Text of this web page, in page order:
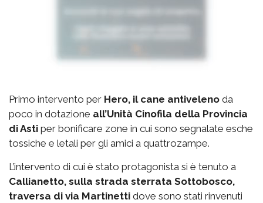
Primo intervento per Hero, il cane antiveleno da
poco in dotazione all’Unità Cinofila della Provincia
di Asti per bonificare zone in cui sono segnalate esche
tossiche e letali per gli amici a quattrozampe.
L’intervento di cui è stato protagonista si è tenuto a
Callianetto, sulla strada sterrata Sottobosco,
traversa di via Martinetti dove sono stati rinvenuti